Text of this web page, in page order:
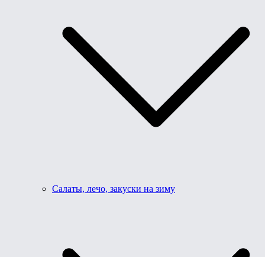
Салаты, лечо, закуски на зиму